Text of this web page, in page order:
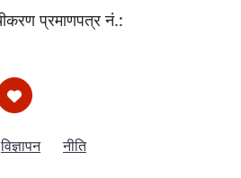
प्रमाणपत्र नं.:
विज्ञापन नीति